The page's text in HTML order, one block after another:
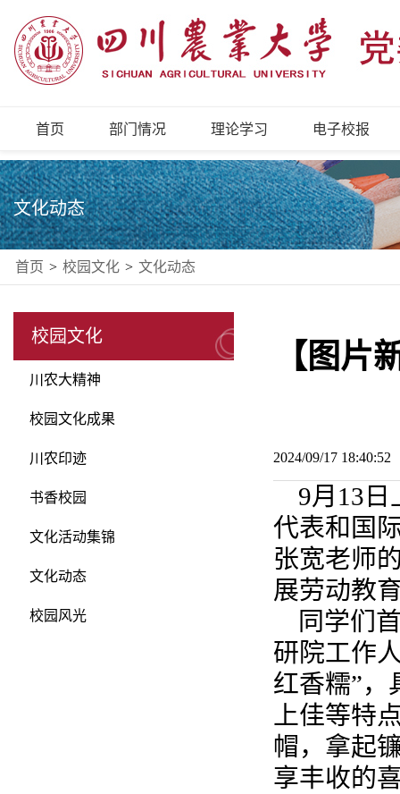
首页 部门情况 理论学习 电子校报
文化动态
首页 > 校园文化 > 文化动态
校园文化
川农大精神
校园文化成果
川农印迹
书香校园
文化活动集锦
文化动态
校园风光
【图片
2024/09/17
9月13
代表和国
张宽老师
展劳动教
同学们
研院工作
红香糯”，
上佳等特
帽，拿起
享丰收的